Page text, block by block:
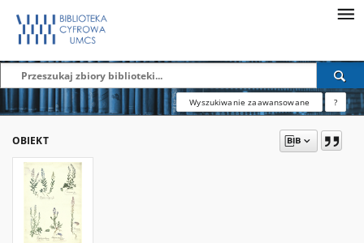
Wyszukiwanie zaawansowane ?
OBIEKT